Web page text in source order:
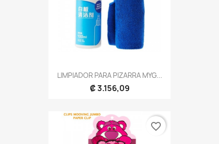
LIMPIADOR PARA PIZARRA MYG...
₡ 3.156,09
favorite_border